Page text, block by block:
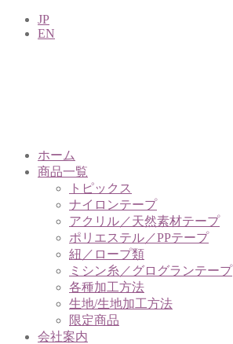
JP
EN
ホーム
商品一覧
トピックス
ナイロンテープ
アクリル／天然素材テープ
ポリエステル／PPテープ
紐／ロープ類
ミシン糸／グログランテープ
各種加工方法
生地/生地加工方法
限定商品
会社案内